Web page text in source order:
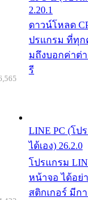
2.20.1
ดาวน์โหลด
ปรแกรม ที่ทุก
มถึงบอกค่าต่
รี
LINE PC (โ
ได้เอง) 26.2.0
โปรแกรม
หน้าจอ ได้อย่
สติกเกอร์ มีก